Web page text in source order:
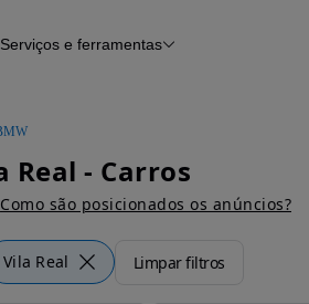
Serviços e ferramentas
Real - Carros
Como são posicionados os anúncios?
Vila Real Limpar filtros